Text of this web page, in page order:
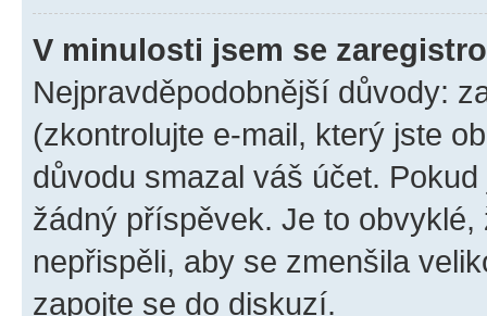
V minulosti jsem se
Nejpravděpodobnější důvody:
(zkontrolujte e-mail, který jste
důvodu smazal váš účet.
žádný příspěvek. Je to
nepřispěli, aby se zmenšila
zapojte se do diskuzí.